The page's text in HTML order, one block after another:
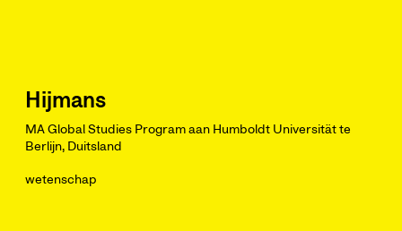
Hijmans
MA Global Studies Program aan Humboldt Universität te
Berlijn, Duitsland
wetenschap